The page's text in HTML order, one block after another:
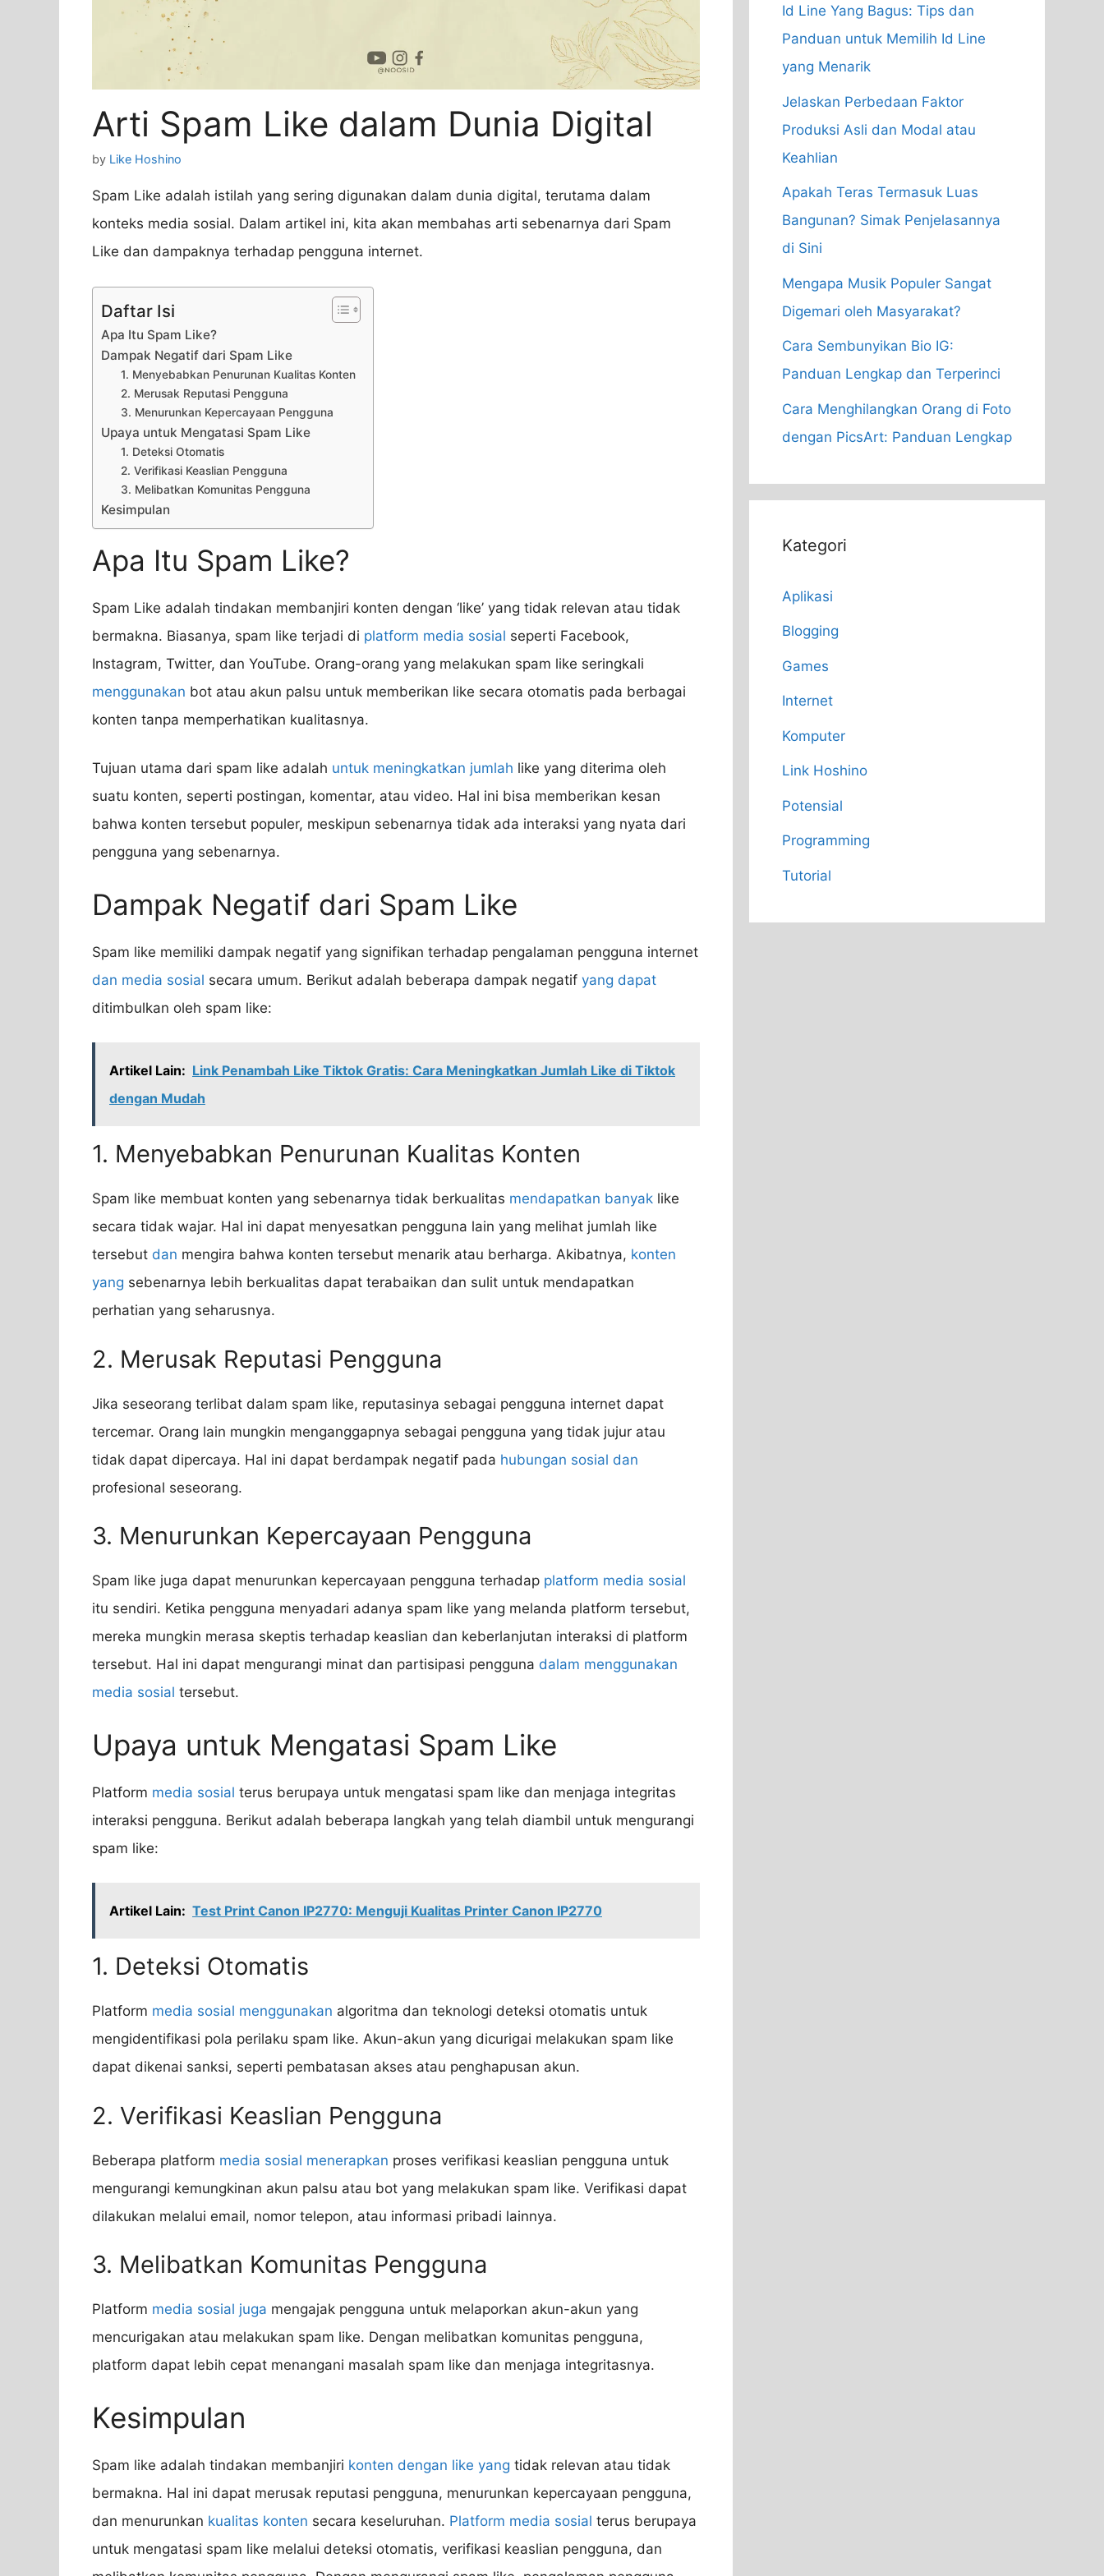
Arti Spam Like dalam Dunia Digital
by Like Hoshino
Spam Like adalah istilah yang sering digunakan dalam dunia digital, terutama dalam
konteks media sosial. Dalam artikel ini, kita akan membahas arti sebenarnya dari Spam
Like dan dampaknya terhadap pengguna internet.
Daftar Isi
Apa Itu Spam Like?
Dampak Negatif dari Spam Like
1. Menyebabkan Penurunan Kualitas Konten
2. Merusak Reputasi Pengguna
3. Menurunkan Kepercayaan Pengguna
Upaya untuk Mengatasi Spam Like
1. Deteksi Otomatis
2. Verifikasi Keaslian Pengguna
3. Melibatkan Komunitas Pengguna
Kesimpulan
Apa Itu Spam Like?
Spam Like adalah tindakan membanjiri konten dengan ‘like’ yang tidak relevan atau tidak
bermakna. Biasanya, spam like terjadi di platform media sosial seperti Facebook,
Instagram, Twitter, dan YouTube. Orang-orang yang melakukan spam like seringkali
menggunakan bot atau akun palsu untuk memberikan like secara otomatis pada berbagai
konten tanpa memperhatikan kualitasnya.
Tujuan utama dari spam like adalah untuk meningkatkan jumlah like yang diterima oleh
suatu konten, seperti postingan, komentar, atau video. Hal ini bisa memberikan kesan
bahwa konten tersebut populer, meskipun sebenarnya tidak ada interaksi yang nyata dari
pengguna yang sebenarnya.
Dampak Negatif dari Spam Like
Spam like memiliki dampak negatif yang signifikan terhadap pengalaman pengguna internet
dan media sosial secara umum. Berikut adalah beberapa dampak negatif yang dapat
ditimbulkan oleh spam like:
Artikel Lain: Link Penambah Like Tiktok Gratis: Cara Meningkatkan Jumlah Like di Tiktok
dengan Mudah
1. Menyebabkan Penurunan Kualitas Konten
Spam like membuat konten yang sebenarnya tidak berkualitas mendapatkan banyak like
secara tidak wajar. Hal ini dapat menyesatkan pengguna lain yang melihat jumlah like
tersebut dan mengira bahwa konten tersebut menarik atau berharga. Akibatnya, konten
yang sebenarnya lebih berkualitas dapat terabaikan dan sulit untuk mendapatkan
perhatian yang seharusnya.
2. Merusak Reputasi Pengguna
Jika seseorang terlibat dalam spam like, reputasinya sebagai pengguna internet dapat
tercemar. Orang lain mungkin menganggapnya sebagai pengguna yang tidak jujur atau
tidak dapat dipercaya. Hal ini dapat berdampak negatif pada hubungan sosial dan
profesional seseorang.
3. Menurunkan Kepercayaan Pengguna
Spam like juga dapat menurunkan kepercayaan pengguna terhadap platform media sosial
itu sendiri. Ketika pengguna menyadari adanya spam like yang melanda platform tersebut,
mereka mungkin merasa skeptis terhadap keaslian dan keberlanjutan interaksi di platform
tersebut. Hal ini dapat mengurangi minat dan partisipasi pengguna dalam menggunakan
media sosial tersebut.
Upaya untuk Mengatasi Spam Like
Platform media sosial terus berupaya untuk mengatasi spam like dan menjaga integritas
interaksi pengguna. Berikut adalah beberapa langkah yang telah diambil untuk mengurangi
spam like:
Artikel Lain: Test Print Canon IP2770: Menguji Kualitas Printer Canon IP2770
1. Deteksi Otomatis
Platform media sosial menggunakan algoritma dan teknologi deteksi otomatis untuk
mengidentifikasi pola perilaku spam like. Akun-akun yang dicurigai melakukan spam like
dapat dikenai sanksi, seperti pembatasan akses atau penghapusan akun.
2. Verifikasi Keaslian Pengguna
Beberapa platform media sosial menerapkan proses verifikasi keaslian pengguna untuk
mengurangi kemungkinan akun palsu atau bot yang melakukan spam like. Verifikasi dapat
dilakukan melalui email, nomor telepon, atau informasi pribadi lainnya.
3. Melibatkan Komunitas Pengguna
Platform media sosial juga mengajak pengguna untuk melaporkan akun-akun yang
mencurigakan atau melakukan spam like. Dengan melibatkan komunitas pengguna,
platform dapat lebih cepat menangani masalah spam like dan menjaga integritasnya.
Kesimpulan
Spam like adalah tindakan membanjiri konten dengan like yang tidak relevan atau tidak
bermakna. Hal ini dapat merusak reputasi pengguna, menurunkan kepercayaan pengguna,
dan menurunkan kualitas konten secara keseluruhan. Platform media sosial terus berupaya
untuk mengatasi spam like melalui deteksi otomatis, verifikasi keaslian pengguna, dan
Id Line Yang Bagus: Tips dan
Panduan untuk Memilih Id Line
yang Menarik
Jelaskan Perbedaan Faktor
Produksi Asli dan Modal atau
Keahlian
Apakah Teras Termasuk Luas
Bangunan? Simak Penjelasannya
di Sini
Mengapa Musik Populer Sangat
Digemari oleh Masyarakat?
Cara Sembunyikan Bio IG:
Panduan Lengkap dan Terperinci
Cara Menghilangkan Orang di Foto
dengan PicsArt: Panduan Lengkap
Kategori
Aplikasi
Blogging
Games
Internet
Komputer
Link Hoshino
Potensial
Programming
Tutorial